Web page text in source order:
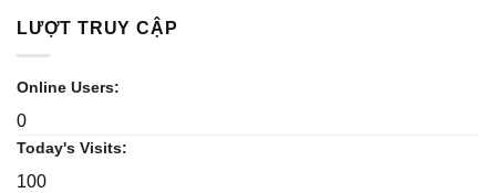
LƯỢT TRUY CẬP
Online Users:
0
Today's Visits:
100